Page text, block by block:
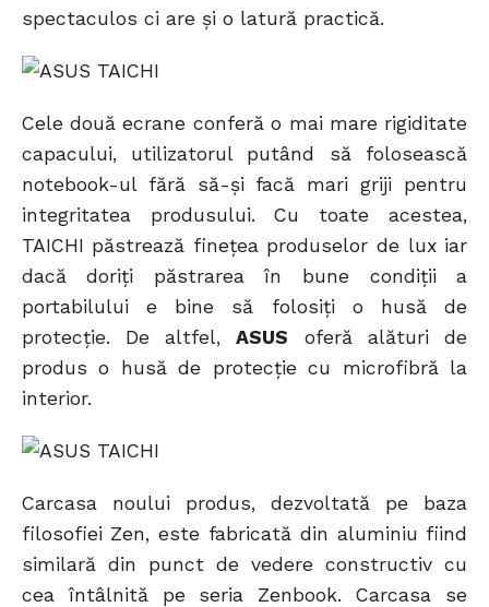
spectaculos ci are și o latură practică.
Cele două ecrane conferă o mai mare rigiditate
capacului, utilizatorul putând să folosească
notebook-ul fără să-și facă mari griji pentru
integritatea produsului. Cu toate acestea,
TAICHI păstrează finețea produselor de lux iar
dacă doriți păstrarea în bune condiții a
portabilului e bine să folosiți o husă de
protecție. De altfel,ASUS oferă alături de
produs o husă de protecție cu microfibră la
interior.
Carcasa noului produs, dezvoltată pe baza
filosofiei Zen, este fabricată din aluminiu fiind
similară din punct de vedere constructiv cu
cea întâlnită pe seria Zenbook. Carcasa se